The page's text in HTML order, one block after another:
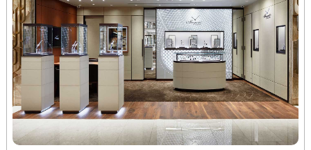
海南省东方市八所镇解放西路宝玑售后服务中心（需提前预约）
海南省琼海市嘉积镇东风路宝玑售后服务中心（需提前预约）
海南省三亚市吉阳区迎宾路宝玑售后服务中心（需提前预约）
海南省万宁市万城镇解放路宝玑售后服务中心（需提前预约）
海南省文昌市文城镇教育东路宝玑售后服务中心（需提前预约）
海南省五指山市通什镇三月三大道宝玑售后服务中心（需提前预约）
香港特别行政区尖沙咀区油尖旺区广东道宝玑售后服务中心（需提前预约）